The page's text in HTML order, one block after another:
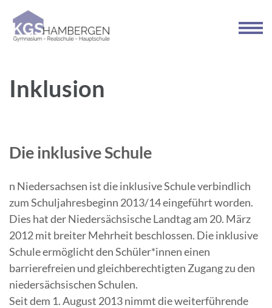
Inhalt
springen
Inklusion
Die inklusive Schule
n Niedersachsen ist die inklusive Schule verbindlich
zum Schuljahresbeginn 2013/14 eingeführt worden.
Dies hat der Niedersächsische Landtag am 20. März
2012 mit breiter Mehrheit beschlossen. Die inklusive
Schule ermöglicht den Schüler*innen einen
barrierefreien und gleichberechtigten Zugang zu den
niedersächsischen Schulen.
Seit dem 1. August 2013 nimmt die weiterführende